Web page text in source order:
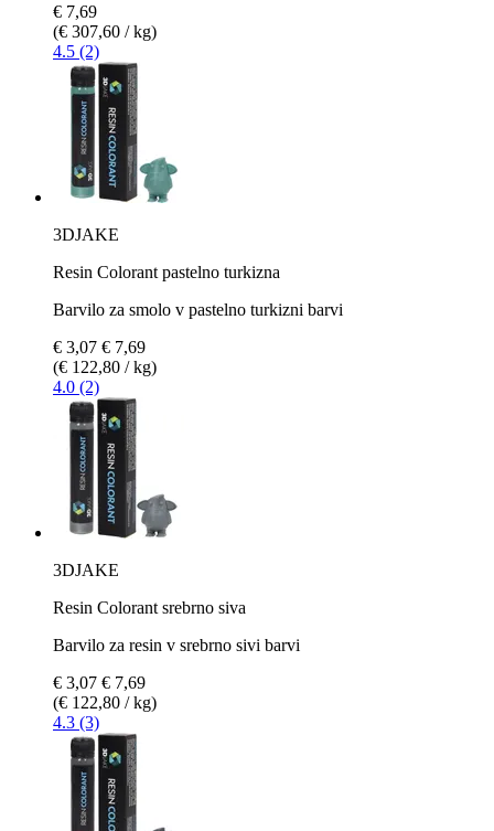
€ 7,69
(€ 307,60 / kg)
4.5 (2)
3DJAKE
Resin Colorant pastelno turkizna
Barvilo za smolo v pastelno turkizni barvi
€ 3,07 € 7,69
(€ 122,80 / kg)
4.0 (2)
3DJAKE
Resin Colorant srebrno siva
Barvilo za resin v srebrno sivi barvi
€ 3,07 € 7,69
(€ 122,80 / kg)
4.3 (3)